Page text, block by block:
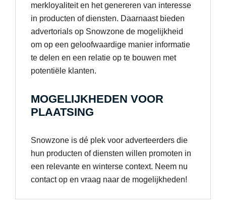
merkloyaliteit en het genereren van interesse
in producten of diensten. Daarnaast bieden
advertorials op Snowzone de mogelijkheid
om op een geloofwaardige manier informatie
te delen en een relatie op te bouwen met
potentiële klanten.
MOGELIJKHEDEN VOOR
PLAATSING
Snowzone is dé plek voor adverteerders die
hun producten of diensten willen promoten in
een relevante en winterse context. Neem nu
contact op en vraag naar de mogelijkheden!